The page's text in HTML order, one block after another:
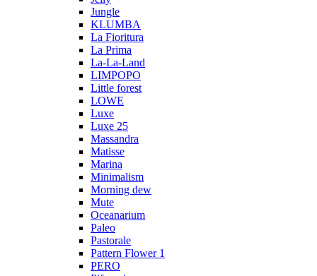
Jungle
KLUMBA
La Fioritura
La Prima
La-La-Land
LIMPOPO
Little forest
LOWE
Luxe
Luxe 25
Massandra
Matisse
Marina
Minimalism
Morning dew
Mute
Oceanarium
Paleo
Pastorale
Pattern Flower 1
PERO